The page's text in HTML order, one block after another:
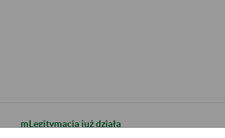
mLegitymacja już działa